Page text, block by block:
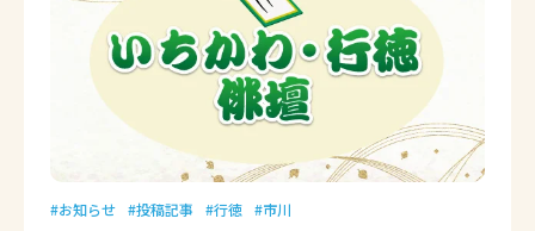
お知らせ 投稿記事 行徳 市川